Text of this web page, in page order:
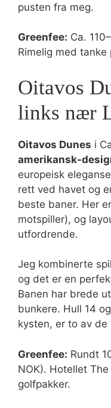
pusten fra meg.
Greenfee: Ca.
Rimelig med tanke
Oitavos
links nær
Oitavos Dunes i
amerikansk-
europeisk
rett ved havet og
beste baner. Her
motspiller), og
utfordrende.
Jeg kombinerte
og det er en
Banen har brede
bunkere. Hull 14
kysten, er to av de
Greenfee: Rundt
NOK). Hotellet
golfpakker.